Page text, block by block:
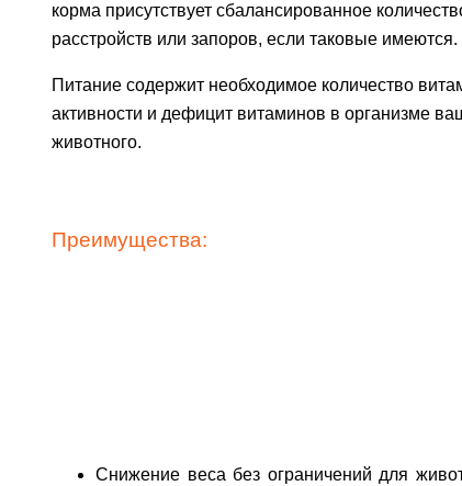
корма присутствует сбалансированное
расстройств или запоров, если таковые имеются.
Питание содержит необходимое количество
активности и дефицит витаминов в организме
животного.
Преимущества:
Снижение веса без ограничений для